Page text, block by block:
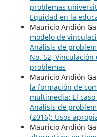
problemas
Equidad en la
Mauricio Andión
modelo de
Análisis de
No. 52,
problemas
Mauricio Andión
la formación de
multimedia: El caso
Análisis de
(2016): Usos
Mauricio Andión